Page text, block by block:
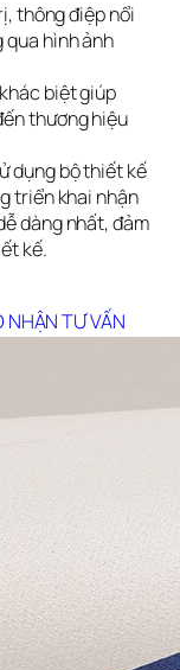
thông điệp nổi
qua hình ảnh
biệt giúp
thương hiệu
dụng bộ thiết kế
triển khai nhận
dàng nhất, đảm
kế.
NHẬN TƯ VẤN